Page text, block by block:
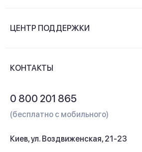
Контакты
ЦЕНТР ПОДДЕРЖКИ
КОНТАКТЫ
0 800 201 865
(бесплатно с мобильного)
Киев, ул. Воздвиженская, 21-23